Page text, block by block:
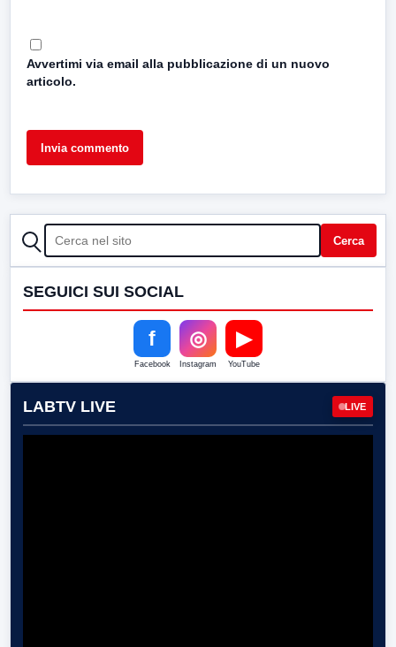
Avvertimi via email alla pubblicazione di un nuovo
articolo.
CERCA Cerca
SEGUICI SUI SOCIAL
f
Facebook
◎
Instagram
▶
YouTube
LABTV LIVE LIVE